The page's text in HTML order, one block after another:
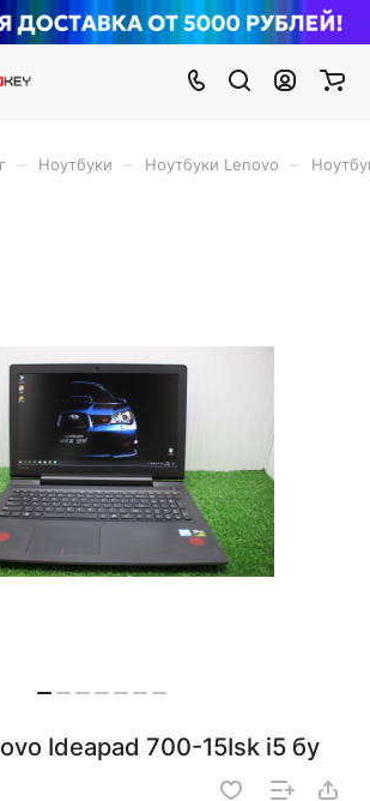
Ноутбуки Ноутбуки Lenovo
Ideapad 700-15Isk i5 бу